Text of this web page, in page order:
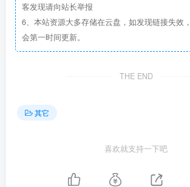
客发现请向站长举报
6、本站资源大多存储在云盘，如发现链接失效
会第一时间更新。
THE END
其它
喜欢就支持一下吧